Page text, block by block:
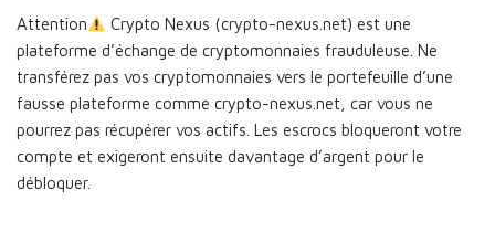
Attention
Crypto Nexus (crypto-nexus.net) est une
plateforme d’échange de cryptomonnaies frauduleuse. Ne
transférez pas vos cryptomonnaies vers le portefeuille d’une
fausse plateforme comme crypto-nexus.net, car vous ne
pourrez pas récupérer vos actifs. Les escrocs bloqueront votre
compte et exigeront ensuite davantage d’argent pour le
débloquer.